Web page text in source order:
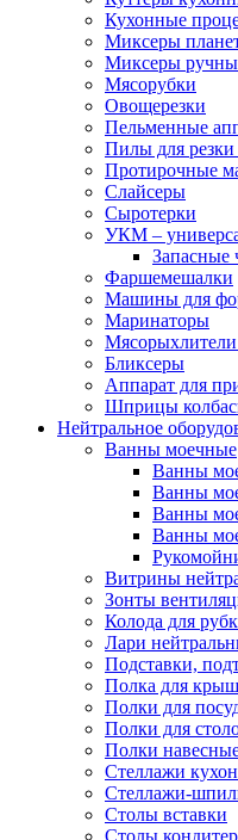
Кухонные
Миксеры
Миксеры
Мясорубки
Овощерезки
Пельменные
Пилы для резки
Протирочные
Слайсеры
Сыротерки
УКМ –
Фаршемешалки
Машины для
Маринаторы
Мясорыхлители
Бликсеры
Аппарат для
Шприцы
Нейтральное
Ванны моечные
Ванны
Ванны
Ванны
Ванны
Витрины
Зонты
Колода для
Лари
Подставки,
Полка для
Полки для
Полки для
Полки
Стеллажи
Стеллажи-
Столы вставки
Столы